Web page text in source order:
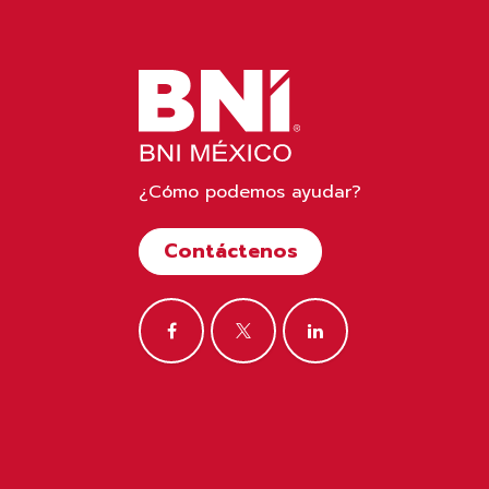
¿Cómo podemos ayudar?
Contáctenos